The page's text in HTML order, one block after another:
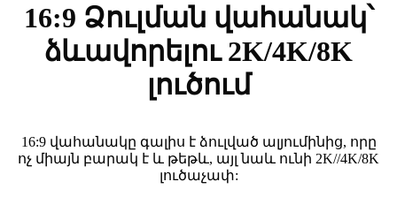
16:9 Ձուլման վահանակ՝
ձևավորելու 2K/4K/8K
լուծում
16:9 վահանակը գալիս է ձուլված ալյումինից, որը
ոչ միայն բարակ է և թեթև, այլ նաև ունի 2K//4K/8K
լուծաչափ: